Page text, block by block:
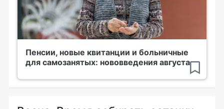
Пенсии, новые квитанции и больничные
для самозанятых: нововведения августа